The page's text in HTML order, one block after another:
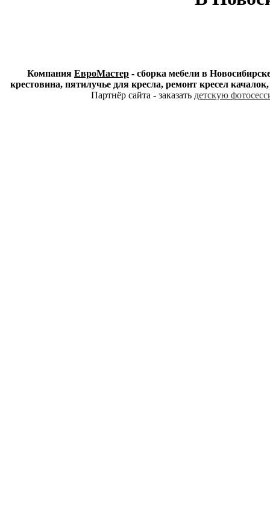
Компания ЕвроМастер - сборка мебели в
крестовина, пятилучье для кресла, ремонт кресел
Партнёр сайта - заказать детскую